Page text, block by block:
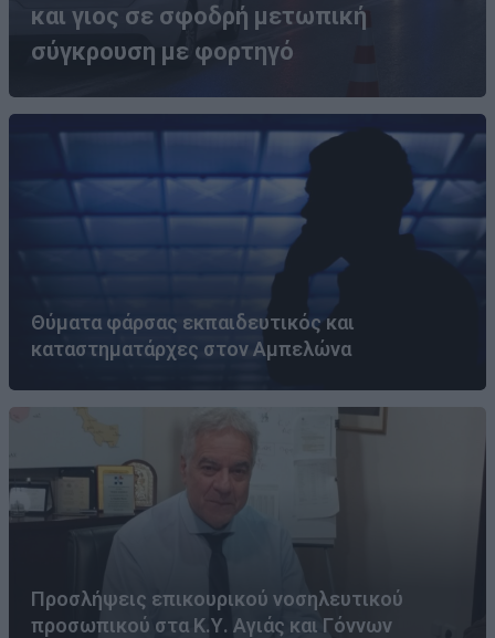
και γιος σε σφοδρή μετωπική
σύγκρουση με φορτηγό
Θύματα φάρσας εκπαιδευτικός και
καταστηματάρχες στον Αμπελώνα
Προσλήψεις επικουρικού νοσηλευτικού
προσωπικού στα Κ.Υ. Αγιάς και Γόννων